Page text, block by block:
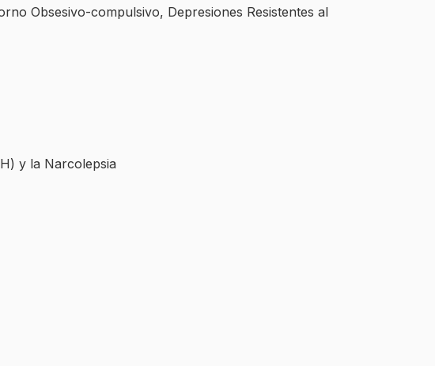
Obsesivo-compulsivo, Depresiones Resistentes al
y la Narcolepsia